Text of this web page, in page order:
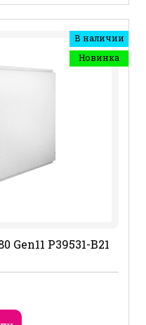
В наличии
Новинка
Gen11 P39531-B21